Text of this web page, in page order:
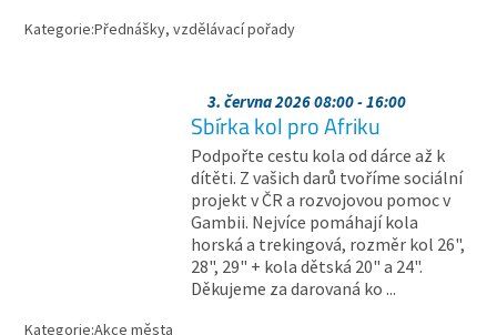
Kategorie:Přednášky, vzdělávací pořady
3. června 2026 08:00 - 16:00
Sbírka kol pro Afriku
Podpořte cestu kola od dárce až k
dítěti. Z vašich darů tvoříme sociální
projekt v ČR a rozvojovou pomoc v
Gambii. Nejvíce pomáhají kola
horská a trekingová, rozměr kol 26",
28", 29" + kola dětská 20" a 24".
Děkujeme za darovaná ko ...
Kategorie:Akce města